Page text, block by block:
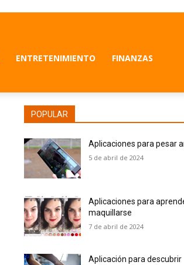
ENTRETENIMIENTO FINANZAS
POPULAR
Aplicaciones para pesar
5 de abril de 2024
Aplicaciones para
maquillarse
7 de abril de 2024
Aplicación para descubrir